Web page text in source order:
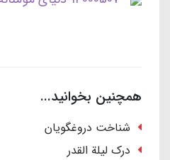
همچنین بخوانید...
شناخت دروغگویان
درک لیلة القدر